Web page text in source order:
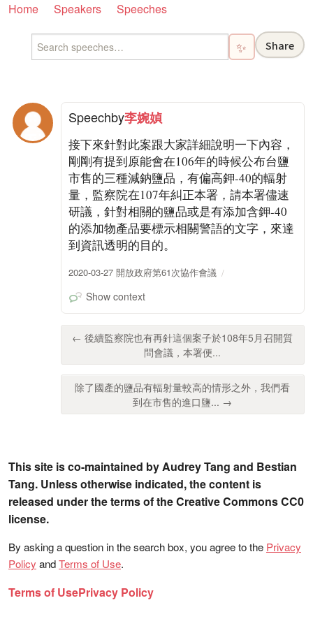
Home Speakers Speeches
✨ Share
Speechby李婉媜
接下來針對此案跟大家詳細說明一下內容，
剛剛有提到原能會在106年的時候公布台鹽
市售的三種減鈉鹽品，有偏高鉀-40的輻射
量，監察院在107年糾正本署，請本署儘速
研議，針對相關的鹽品或是有添加含鉀-40
的添加物產品要標示相關警語的文字，來達
到資訊透明的目的。
2020-03-27 開放政府第61次協作會議
Show context
← 後續監察院也有再針這個案子於108年5月召開質
問會議，本署便...
除了國產的鹽品有輻射量較高的情形之外，我們看
到在市售的進口鹽... →
This site is co-maintained by Audrey Tang and Bestian
Tang. Unless otherwise indicated, the content is
released under the terms of the Creative Commons CC0
license.
By asking a question in the search box, you agree to the Privacy
Policy andTerms of Use.
Terms of UsePrivacy Policy